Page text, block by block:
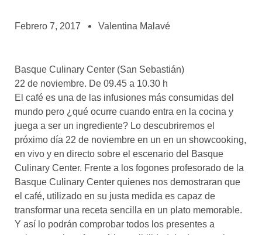
asociados
el café siempre tiene
algo nuevo que
enseñarnos
BOLSA DE TRABAJO
¡te imaginas vivir de tu pasión
por el café?
CONTACTO
¡queremos saber
de ti!
Febrero 7, 2017 Valentina Malavé
Basque Culinary Center (San Sebastián)
22 de noviembre. De 09.45 a 10.30 h
El café es una de las infusiones más consumidas del
mundo pero ¿qué ocurre cuando entra en la cocina y
juega a ser un ingrediente? Lo descubriremos el
próximo día 22 de noviembre en un en un showcooking,
en vivo y en directo sobre el escenario del Basque
Culinary Center. Frente a los fogones profesorado de la
Basque Culinary Center quienes nos demostraran que
el café, utilizado en su justa medida es capaz de
transformar una receta sencilla en un plato memorable.
Y así lo podrán comprobar todos los presentes a